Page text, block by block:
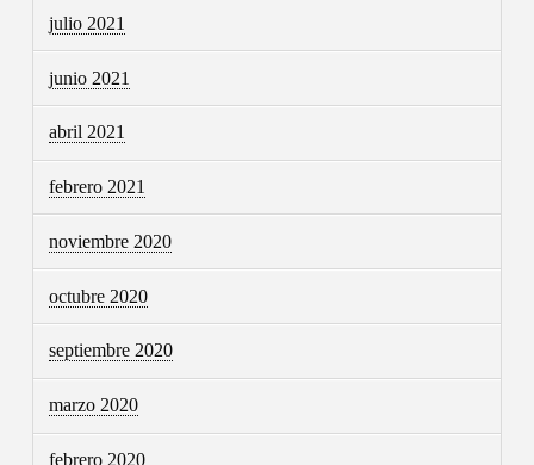
julio 2021
junio 2021
abril 2021
febrero 2021
noviembre 2020
octubre 2020
septiembre 2020
marzo 2020
febrero 2020